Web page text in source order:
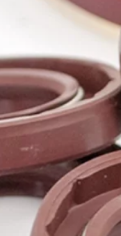
درپوش آلومینیومی کد
95021540-BALTIN
566,000